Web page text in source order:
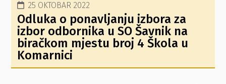
25 OKTOBAR 2022
Odluka o ponavljanju izbora za
izbor odbornika u SO Šavnik na
biračkom mjestu broj 4 Škola u
Komarnici